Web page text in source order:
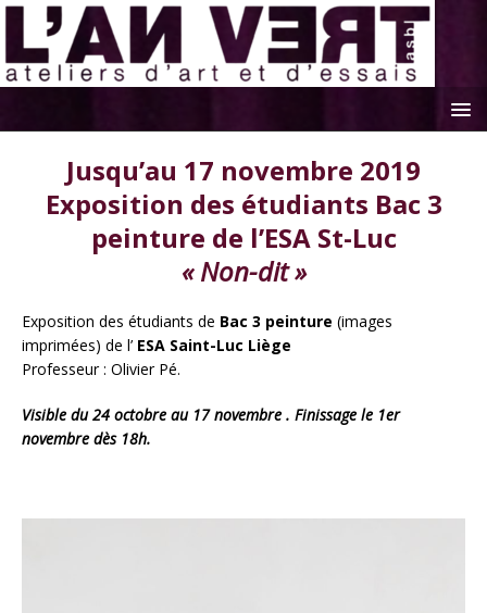
Jusqu’au 17 novembre 2019
Exposition des étudiants Bac 3
peinture de l’ESA St-Luc
« Non-dit »
Exposition des étudiants de Bac 3 peinture (images
imprimées) de l’ ESA Saint-Luc Liège
Professeur : OlivierPé.
Visible du 24 octobre au 17 novembre . Finissage le 1er
novembre dès 18h.